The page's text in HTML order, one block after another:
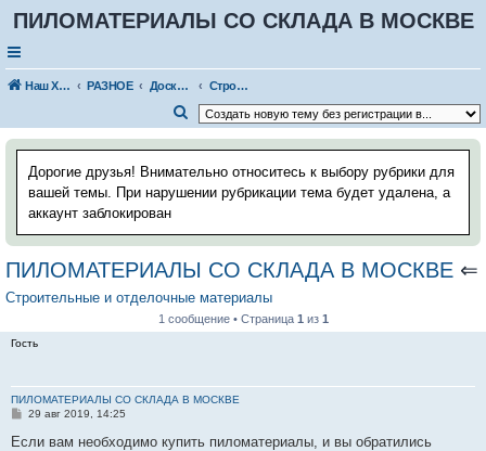
ПИЛОМАТЕРИАЛЫ СО СКЛАДА В МОСКВЕ
Наш Хаус-форум РАЗНОЕ Доска строительных объявлений
Строительные и отделочные материалы
о
с
Дорогие друзья! Внимательно относитесь к выбору рубрики для
вашей темы. При нарушении рубрикации тема будет удалена, а
аккаунт заблокирован
ПИЛОМАТЕРИАЛЫ СО СКЛАДА В МОСКВЕ ⇐
Строительные и отделочные материалы
1 сообщение • Страница 1 из 1
Гость
ПИЛОМАТЕРИАЛЫ СО СКЛАДА В МОСКВЕ
С
о
29 авг 2019, 14:25
Если вам необходимо купить пиломатериалы, и вы обратились